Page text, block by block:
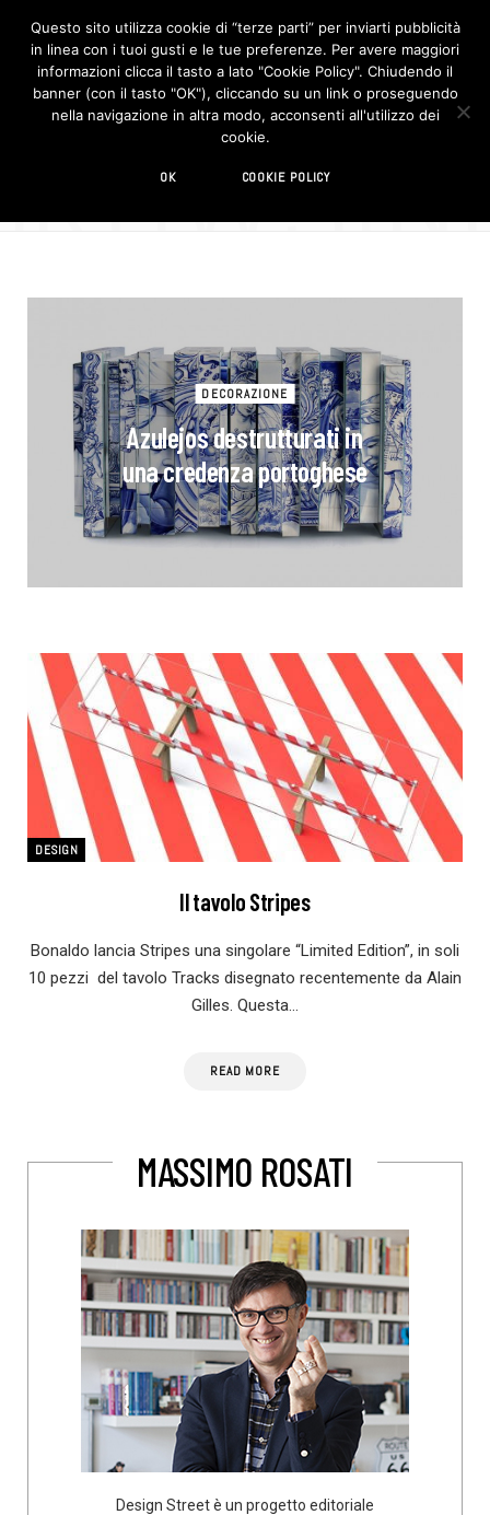
F
c
e
b
o
I
n
s
t
limited edition
DECORAZIONE
Azulejos destrutturati in
una credenza portoghese
DESIGN
Il tavolo Stripes
Bonaldo lancia Stripes una singolare “Limited Edition”, in soli
10 pezzi del tavolo Tracks disegnato recentemente da Alain
Gilles. Questa…
READ MORE
MASSIMO ROSATI
Design Street è un progetto editoriale
Questo sito utilizza cookie di “terze parti” per inviarti pubblicità
in linea con i tuoi gusti e le tue preferenze. Per avere maggiori
informazioni clicca il tasto a lato "Cookie Policy". Chiudendo il
banner (con il tasto "OK"), cliccando su un link o proseguendo
nella navigazione in altra modo, acconsenti all'utilizzo dei
cookie.
OK COOKIE POLICY